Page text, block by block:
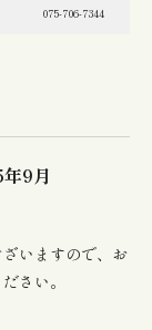
075-706-7344
9月
いますので、お
さい。